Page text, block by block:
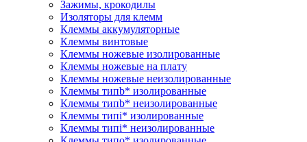
Зажимы, крокодилы
Изоляторы для клемм
Клеммы аккумуляторные
Клеммы винтовые
Клеммы ножевые изолированные
Клеммы ножевые на плату
Клеммы ножевые неизолированные
Клеммы типb* изолированные
Клеммы типb* неизолированные
Клеммы типi* изолированные
Клеммы типi* неизолированные